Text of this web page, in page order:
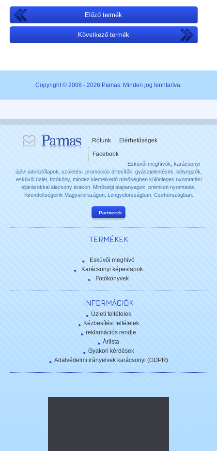
Előző termék
Következő termék
Copyright © 2008 - 2026 Pamas. Minden jog fenntartva.
Rólunk
Elérhetőségek
Facebook
Esküvői meghívók, karácsonyi-
újévi üdvözlőlapok, születési, promóciós értesítők, gyászjelentések, bélyegzők,
esküvői üzlet, fotóköny, mindez kiemelkedő minőségben különleges nyomtatási
eljárásokkal alacsony árakon. Minőségi alapanyagok, prémium nyomtatás.
Kirendeltségeink Magyarországon, Lengyelországban, Csehországban.
Partnerek
TERMÉKEK
Esküvői meghívó
Karácsonyi képeslapok
Fotókönyvek
INFORMÁCIÓK
Üzleti feltételek
Kézbesítési feltételek
reklamációs rendje
Árlista
Gyakori kérdések
Adatvédelmi irányelvek karácsonyi (GDPR)